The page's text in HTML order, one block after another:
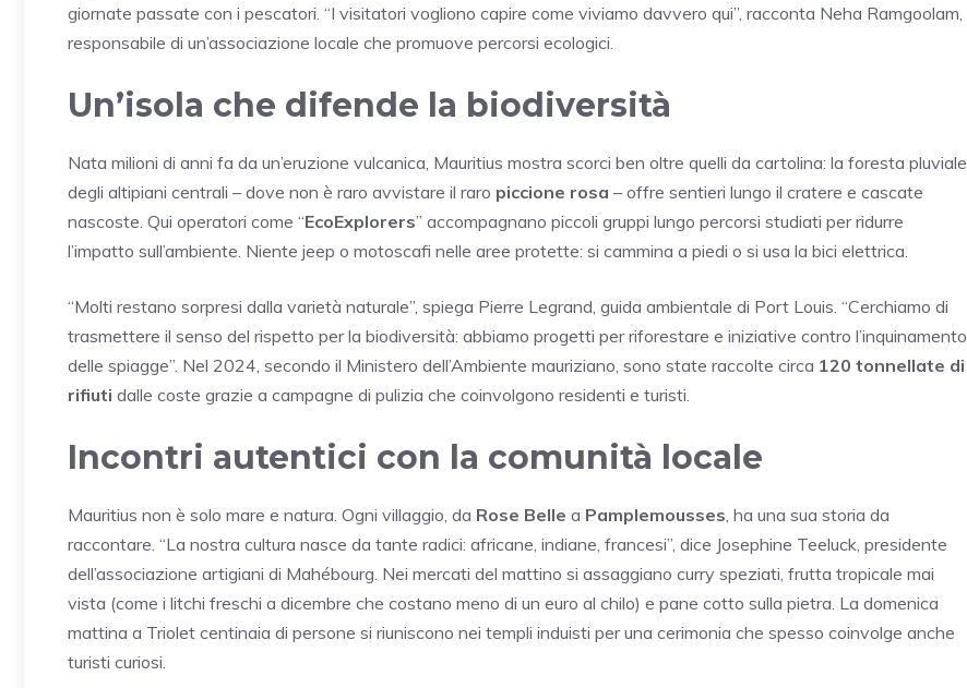
giornate passate con i pescatori. “I visitatori vogliono capire come viviamo davvero qui”, racconta Neha Ramgoolam,
responsabile di un’associazione locale che promuove percorsi ecologici.
Un’isola che difende la biodiversità
Nata milioni di anni fa da un’eruzione vulcanica, Mauritius mostra scorci ben oltre quelli da cartolina: la foresta pluviale
degli altipiani centrali – dove non è raro avvistare il raro piccione rosa – offre sentieri lungo il cratere e cascate
nascoste. Qui operatori come “EcoExplorers” accompagnano piccoli gruppi lungo percorsi studiati per ridurre
l’impatto sull’ambiente. Niente jeep o motoscafi nelle aree protette: si cammina a piedi o si usa la bici elettrica.
“Molti restano sorpresi dalla varietà naturale”, spiega Pierre Legrand, guida ambientale di Port Louis. “Cerchiamo di
trasmettere il senso del rispetto per la biodiversità: abbiamo progetti per riforestare e iniziative contro l’inquinamento
delle spiagge”. Nel 2024, secondo il Ministero dell’Ambiente mauriziano, sono state raccolte circa 120 tonnellate di
rifiuti dalle coste grazie a campagne di pulizia che coinvolgono residenti e turisti.
Incontri autentici con la comunità locale
Mauritius non è solo mare e natura. Ogni villaggio, da Rose Belle a Pamplemousses , ha una sua storia da
raccontare. “La nostra cultura nasce da tante radici: africane, indiane, francesi”, dice Josephine Teeluck, presidente
dell’associazione artigiani di Mahébourg. Nei mercati del mattino si assaggiano curry speziati, frutta tropicale mai
vista (come i litchi freschi a dicembre che costano meno di un euro al chilo) e pane cotto sulla pietra. La domenica
mattina a Triolet centinaia di persone si riuniscono nei templi induisti per una cerimonia che spesso coinvolge anche
turisti curiosi.